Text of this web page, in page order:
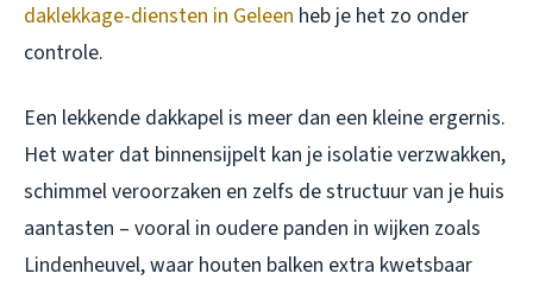
daklekkage-diensten in Geleen heb je het zo onder
controle.
Een lekkende dakkapel is meer dan een kleine ergernis.
Het water dat binnensijpelt kan je isolatie verzwakken,
schimmel veroorzaken en zelfs de structuur van je huis
aantasten – vooral in oudere panden in wijken zoals
Lindenheuvel, waar houten balken extra kwetsbaar